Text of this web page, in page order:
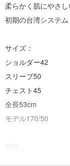
柔らかく肌にやさ
初期の台湾システム
サイズ：
ショルダー42
スリーブ50
チェスト45
全長53cm
モデル170/50
材料：